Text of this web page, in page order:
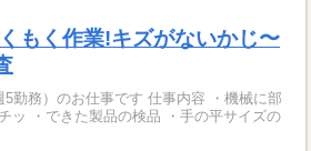
もく作業!キズがないかじ〜
勤務）のお仕事です 仕事内容 ・機械に部
ッ ・できた製品の検品 ・手の平サイズの